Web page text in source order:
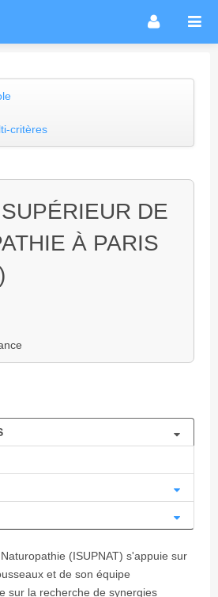
Infos métier
Annuaire des praticiens
Agenda & Actualités
Forum
critères
DE
À PARIS
(ISUPNAT) s'appuie sur
et de son équipe
sur la recherche de synergies